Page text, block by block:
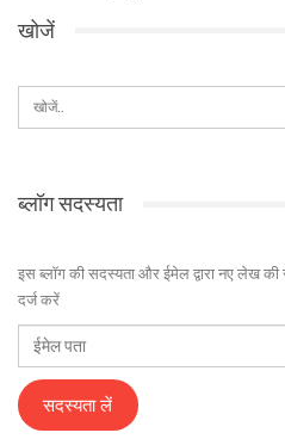
खोजें
ब्लॉग सदस्यता
इस ब्लॉग की सदस्यता और ईमेल द्वारा नए लेख
दर्ज करें
ईमेल
पता
सदस्यता लें